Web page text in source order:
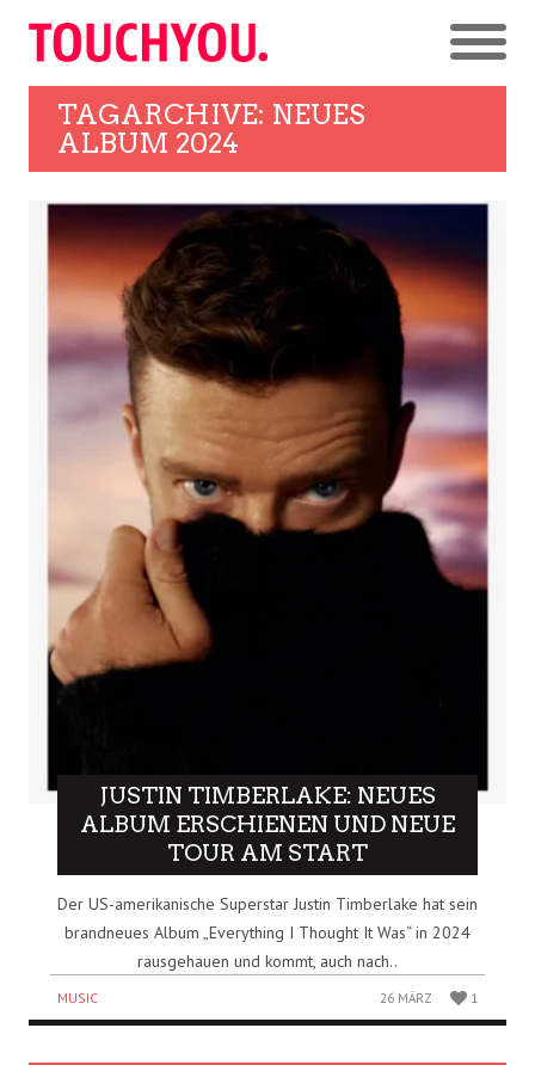
TAGARCHIVE: NEUES
ALBUM 2024
JUSTIN TIMBERLAKE: NEUES
ALBUM ERSCHIENEN UND NEUE
TOUR AM START
Der US-amerikanische Superstar Justin Timberlake hat sein
brandneues Album „Everything I Thought It Was“ in 2024
rausgehauen und kommt, auch nach..
MUSIC 26 MÄRZ 1